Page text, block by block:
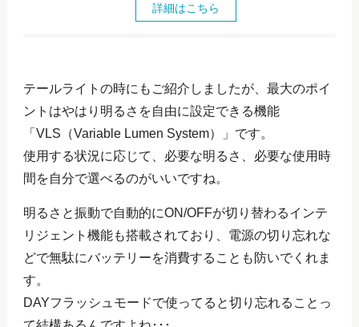
詳細はこちら
テールライトの時にもご紹介しましたが、最大のポイ
ントはやはり明るさを自由に設定できる機能
「VLS（Variable Lumen System）」です。
使用する状況に応じて、必要な明るさ、必要な使用時
間を自分で選べるのがいいですね。
明るさと振動で自動的にON/OFFが切り替わるインテ
リジェント機能も搭載されており、電源の切り忘れな
どで無駄にバッテリーを消費することも防いでくれま
す。
DAYフラッシュモードで使ってると切り忘れることっ